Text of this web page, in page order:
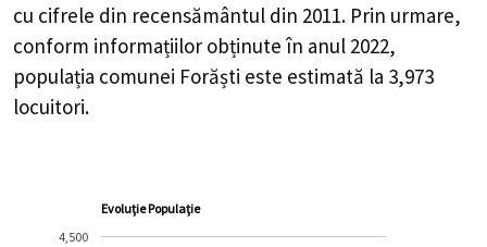
cu cifrele din recensământul din 2011. Prin urmare,
conform informațiilor obținute în anul 2022,
populația comunei Forăști este estimată la 3,973
locuitori.
Evoluție Populație
4,500